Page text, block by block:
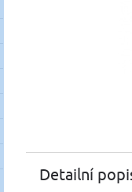
Detailní